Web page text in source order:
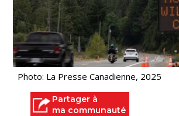
Photo: La Presse Canadienne, 2025
Partager à
ma communauté